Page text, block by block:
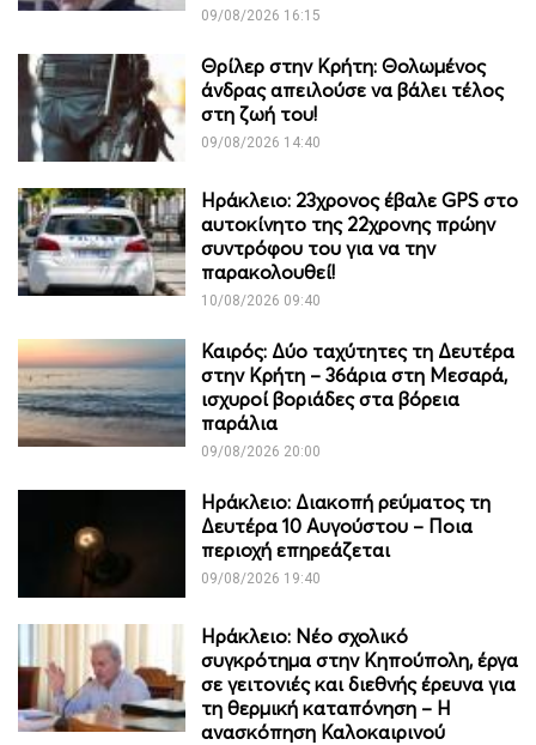
09/08/2026 16:15
Θρίλερ στην Κρήτη: Θολωμένος
άνδρας απειλούσε να βάλει τέλος
στη ζωή του!
09/08/2026 14:40
Ηράκλειο: 23χρονος έβαλε GPS στο
αυτοκίνητο της 22χρονης πρώην
συντρόφου του για να την
παρακολουθεί!
10/08/2026 09:40
Καιρός: Δύο ταχύτητες τη Δευτέρα
στην Κρήτη – 36άρια στη Μεσαρά,
ισχυροί βοριάδες στα βόρεια
παράλια
09/08/2026 20:00
Ηράκλειο: Διακοπή ρεύματος τη
Δευτέρα 10 Αυγούστου – Ποια
περιοχή επηρεάζεται
09/08/2026 19:40
Ηράκλειο: Νέο σχολικό
συγκρότημα στην Κηπούπολη, έργα
σε γειτονιές και διεθνής έρευνα για
τη θερμική καταπόνηση – Η
ανασκόπηση Καλοκαιρινού